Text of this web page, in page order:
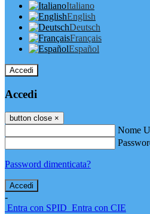
Italiano
English
Deutsch
Français
Español
Accedi
Accedi
button close ×
Nome
Password dimenticata?
-
Entra con SPID Entra con CIE